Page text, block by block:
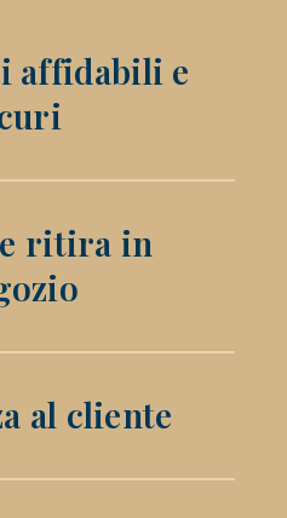
affidabili e
ritira in
al cliente